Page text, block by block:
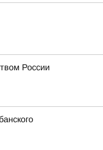
России